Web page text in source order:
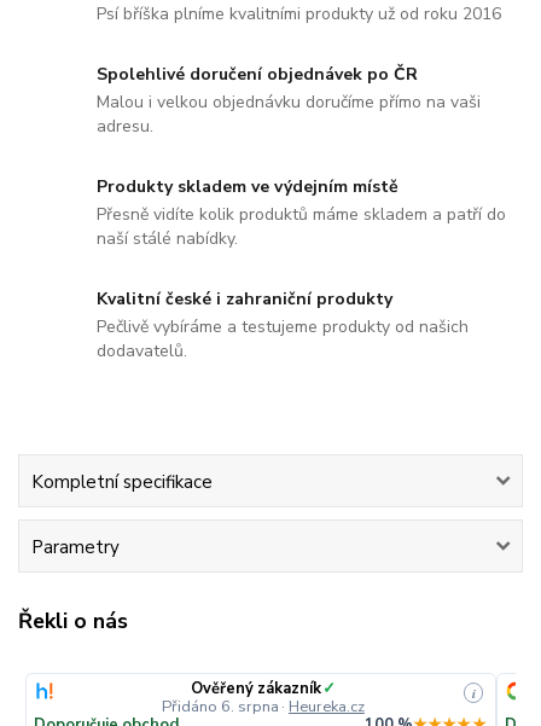
Psí bříška plníme kvalitními produkty už od roku 2016
Spolehlivé doručení objednávek po ČR
Malou i velkou objednávku doručíme přímo na vaši
adresu.
Produkty skladem ve výdejním místě
Přesně vidíte kolik produktů máme skladem a patří do
naší stálé nabídky.
Kvalitní české i zahraniční produkty
Pečlivě vybíráme a testujeme produkty od našich
dodavatelů.
Kompletní specifikace
Parametry
Řekli o nás
Ověřený zákazník✓
Přidáno 6. srpna · Heureka.cz
i